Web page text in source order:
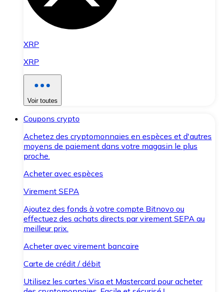
XRP
XRP
Voir toutes
Coupons crypto
Achetez des cryptomonnaies en espèces et d'autres
moyens de paiement dans votre magasin le plus
proche.
Acheter avec espèces
Virement SEPA
Ajoutez des fonds à votre compte Bitnovo ou
effectuez des achats directs par virement SEPA au
meilleur prix.
Acheter avec virement bancaire
Carte de crédit / débit
Utilisez les cartes Visa et Mastercard pour acheter